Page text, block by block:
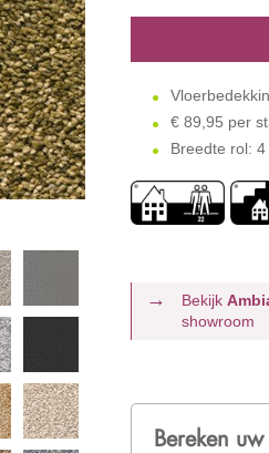
€ 89,95 per
Breedte rol:
Bekijk
showroom
Bereken